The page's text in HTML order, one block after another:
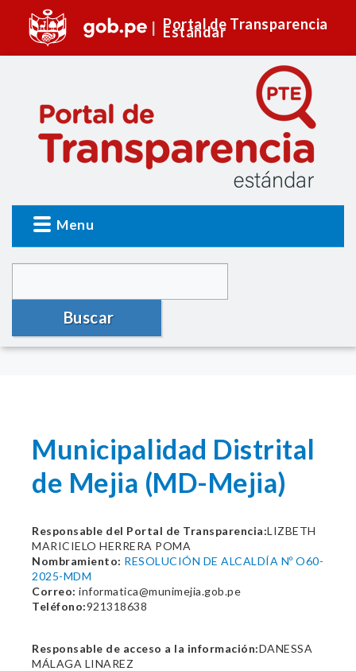
Portal de Transparencia
Estándar
Menu
Buscar
Municipalidad Distrital
de Mejia (MD-Mejia)
Responsable del Portal de Transparencia:LIZBETH
MARICIELO HERRERA POMA
Nombramiento: RESOLUCIÓN DE ALCALDÍA Nº O60-
2025-MDM
Correo: informatica@munimejia.gob.pe
Teléfono:921318638
Responsable de acceso a la información:DANESSA
MÁLAGA LINAREZ